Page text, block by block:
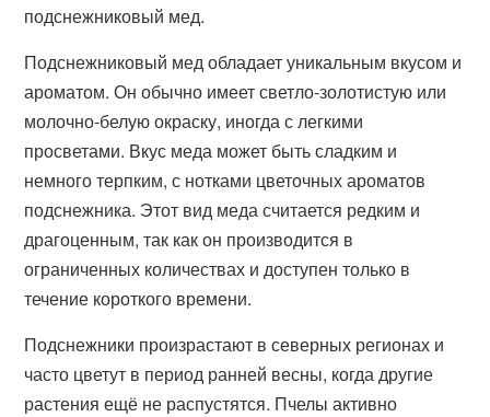
подснежниковый мед.
Подснежниковый мед обладает уникальным вкусом и
ароматом. Он обычно имеет светло-золотистую или
молочно-белую окраску, иногда с легкими
просветами. Вкус меда может быть сладким и
немного терпким, с нотками цветочных ароматов
подснежника. Этот вид меда считается редким и
драгоценным, так как он производится в
ограниченных количествах и доступен только в
течение короткого времени.
Подснежники произрастают в северных регионах и
часто цветут в период ранней весны, когда другие
растения ещё не распустятся. Пчелы активно